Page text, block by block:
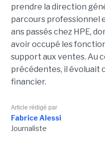
prendre la direction
parcours professionnel
ans passés chez HPE,
avoir occupé les
support aux ventes. Au
précédentes, il évoluait
financier.
Article rédigé par
Fabrice Alessi
Journaliste